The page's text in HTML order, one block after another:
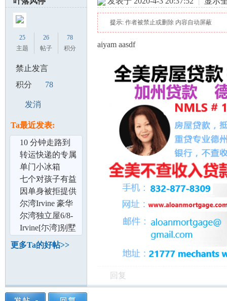
25
主题
26
帖子
78
积分
禁止发言
积分
78
发消
Ta最近发表:
10 分钟走路到
CSUFullerton
转运快递的专属
数据客服
单门小冰箱
￥30.00
七个对孩子有益
的学习好习惯
因单身被拒提供
冻卵服务！冻卵
自由如何实现
尔湾Irvine 豪华
套房 日租 周租
月租 拎包
尔湾独立屋6/8-
8/15优惠出租：
$80/天
Irvine[尓湾]别墅
房间或整栋长短
租房拎包入
更多Ta的好帖>>
提示: 作者被禁止或删除 内容自动屏蔽
aiyam aasdf
回复